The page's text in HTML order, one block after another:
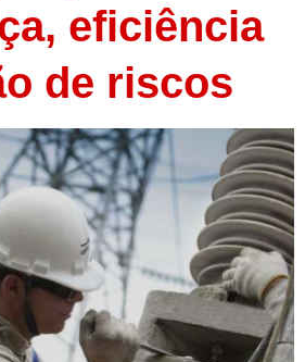
eficiência
de riscos